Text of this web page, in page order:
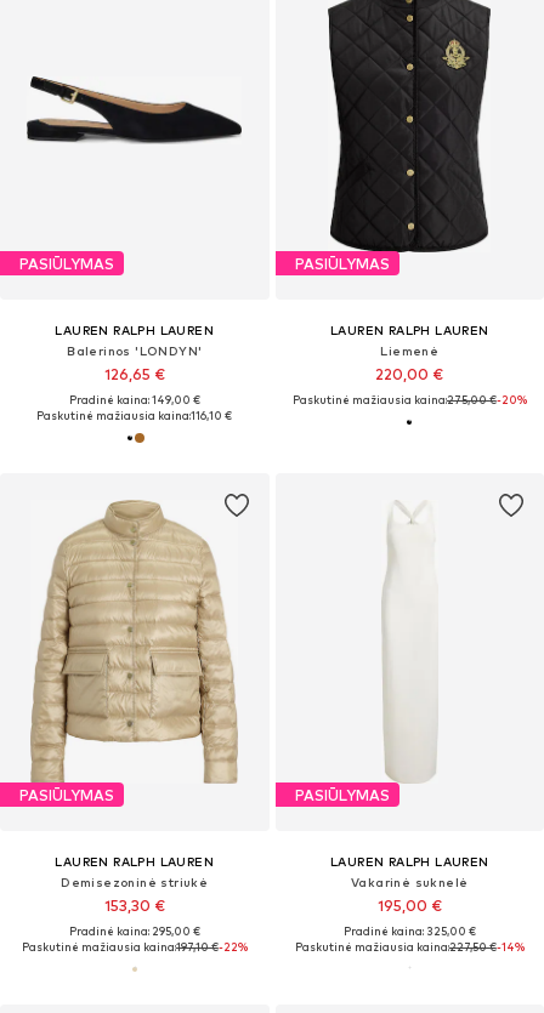
PASIŪLYMAS
LAUREN RALPH LAUREN
Balerinos 'LONDYN'
126,65 €
Pradinė kaina: 149,00 €
Paskutinė mažiausia kaina:116,10 €
PASIŪLYMAS
LAUREN RALPH LAUREN
Liemenė
220,00 €
Paskutinė mažiausia kaina:275,00 €-20%
PASIŪLYMAS
LAUREN RALPH LAUREN
Demisezoninė striukė
153,30 €
Pradinė kaina: 295,00 €
Paskutinė mažiausia kaina:197,10 €-22%
PASIŪLYMAS
LAUREN RALPH LAUREN
Vakarinė suknelė
195,00 €
Pradinė kaina: 325,00 €
Paskutinė mažiausia kaina:227,50 €-14%